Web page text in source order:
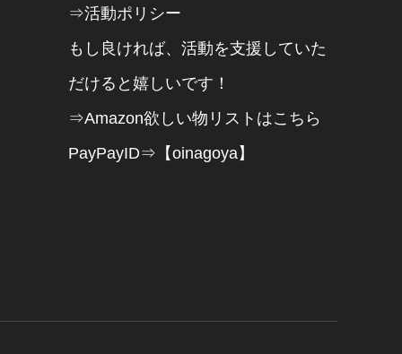
⇒活動ポリシー
もし良ければ、活動を支援していた
だけると嬉しいです！
⇒Amazon欲しい物リストはこちら
PayPayID⇒【oinagoya】